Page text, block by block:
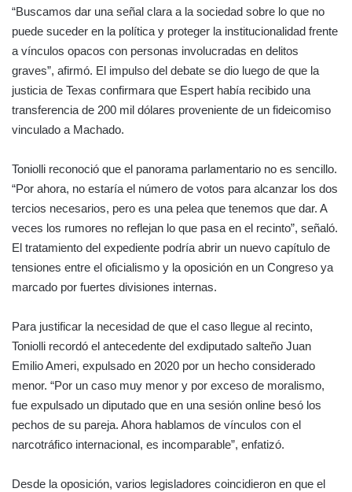
“Buscamos dar una señal clara a la sociedad sobre lo que no
puede suceder en la política y proteger la institucionalidad frente
a vínculos opacos con personas involucradas en delitos
graves”, afirmó. El impulso del debate se dio luego de que la
justicia de Texas confirmara que Espert había recibido una
transferencia de 200 mil dólares proveniente de un fideicomiso
vinculado a Machado.
Toniolli reconoció que el panorama parlamentario no es sencillo.
“Por ahora, no estaría el número de votos para alcanzar los dos
tercios necesarios, pero es una pelea que tenemos que dar. A
veces los rumores no reflejan lo que pasa en el recinto”, señaló.
El tratamiento del expediente podría abrir un nuevo capítulo de
tensiones entre el oficialismo y la oposición en un Congreso ya
marcado por fuertes divisiones internas.
Para justificar la necesidad de que el caso llegue al recinto,
Toniolli recordó el antecedente del exdiputado salteño Juan
Emilio Ameri, expulsado en 2020 por un hecho considerado
menor. “Por un caso muy menor y por exceso de moralismo,
fue expulsado un diputado que en una sesión online besó los
pechos de su pareja. Ahora hablamos de vínculos con el
narcotráfico internacional, es incomparable”, enfatizó.
Desde la oposición, varios legisladores coincidieron en que el